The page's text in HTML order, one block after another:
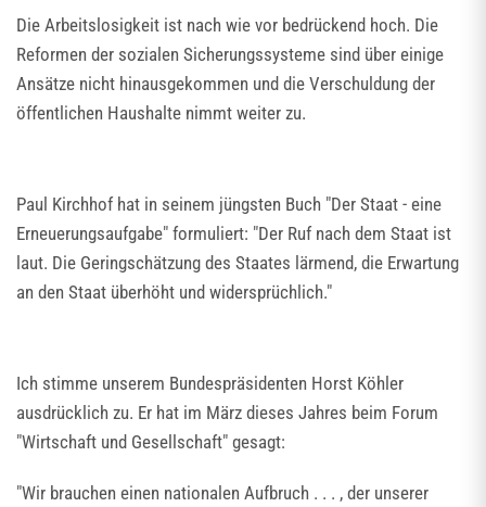
Die Arbeitslosigkeit ist nach wie vor bedrückend hoch. Die
Reformen der sozialen Sicherungssysteme sind über einige
Ansätze nicht hinausgekommen und die Verschuldung der
öffentlichen Haushalte nimmt weiter zu.
Paul Kirchhof hat in seinem jüngsten Buch "Der Staat - eine
Erneuerungsaufgabe" formuliert: "Der Ruf nach dem Staat ist
laut. Die Geringschätzung des Staates lärmend, die Erwartung
an den Staat überhöht und widersprüchlich."
Ich stimme unserem Bundespräsidenten Horst Köhler
ausdrücklich zu. Er hat im März dieses Jahres beim Forum
"Wirtschaft und Gesellschaft" gesagt:
"Wir brauchen einen nationalen Aufbruch . . . , der unserer